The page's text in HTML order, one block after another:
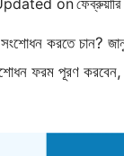
on
করতে চান?
ফরম পূরণ করবেন,